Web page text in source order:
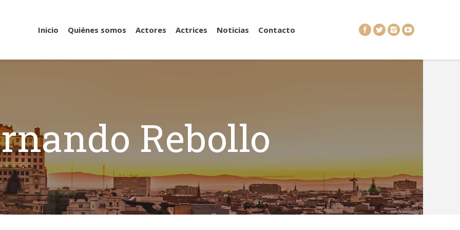
Inicio Quiénes somos Actores Actrices Noticias Contacto
Rebollo